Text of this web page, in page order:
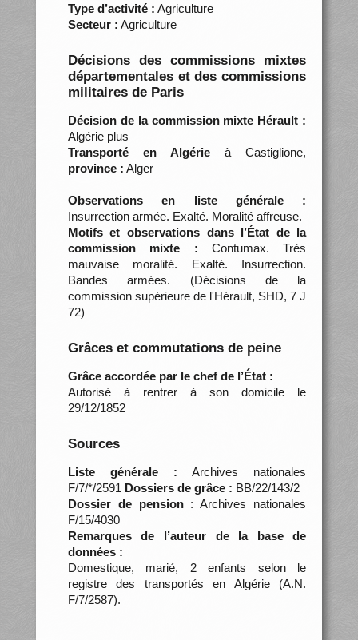
Type d’activité : Agriculture
Secteur : Agriculture
Décisions des commissions mixtes
départementales et des commissions
militaires de Paris
Décision de la commission mixte Hérault :
Algérie plus
Transporté en Algérie à Castiglione,
province : Alger
Observations en liste générale :
Insurrection armée. Exalté. Moralité affreuse.
Motifs et observations dans l’État de la
commission mixte : Contumax. Très
mauvaise moralité. Exalté. Insurrection.
Bandes armées. (Décisions de la
commission supérieure de l'Hérault, SHD, 7 J
72)
Grâces et commutations de peine
Grâce accordée par le chef de l’État :
Autorisé à rentrer à son domicile le
29/12/1852
Sources
Liste générale : Archives nationales
F/7/*/2591 Dossiers de grâce : BB/22/143/2
Dossier de pension: Archives nationales
F/15/4030
Remarques de l’auteur de la base de
données :
Domestique, marié, 2 enfants selon le
registre des transportés en Algérie (A.N.
F/7/2587).